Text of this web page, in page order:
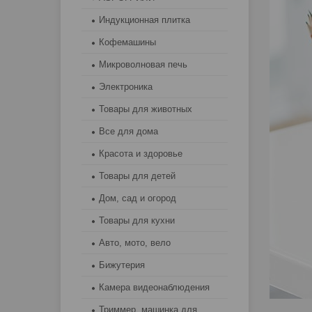
Индукционная плитка
Кофемашины
Микроволновая печь
Электроника
Товары для животных
Все для дома
Красота и здоровье
Товары для детей
Дом, сад и огород
Товары для кухни
Авто, мото, вело
Бижутерия
Камера видеонаблюдения
Триммер, машинка для